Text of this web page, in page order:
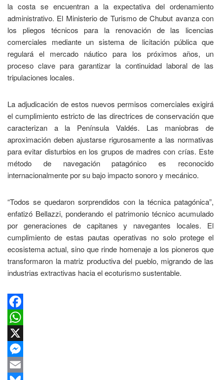
la costa se encuentran a la expectativa del ordenamiento
administrativo. El Ministerio de Turismo de Chubut avanza con
los pliegos técnicos para la renovación de las licencias
comerciales mediante un sistema de licitación pública que
regulará el mercado náutico para los próximos años, un
proceso clave para garantizar la continuidad laboral de las
tripulaciones locales.
La adjudicación de estos nuevos permisos comerciales exigirá
el cumplimiento estricto de las directrices de conservación que
caracterizan a la Península Valdés. Las maniobras de
aproximación deben ajustarse rigurosamente a las normativas
para evitar disturbios en los grupos de madres con crías. Este
método de navegación patagónico es reconocido
internacionalmente por su bajo impacto sonoro y mecánico.
“Todos se quedaron sorprendidos con la técnica patagónica”,
enfatizó Bellazzi, ponderando el patrimonio técnico acumulado
por generaciones de capitanes y navegantes locales. El
cumplimiento de estas pautas operativas no solo protege el
ecosistema actual, sino que rinde homenaje a los pioneros que
transformaron la matriz productiva del pueblo, migrando de las
industrias extractivas hacia el ecoturismo sustentable.
Facebook
WhatsApp
X
Messenger